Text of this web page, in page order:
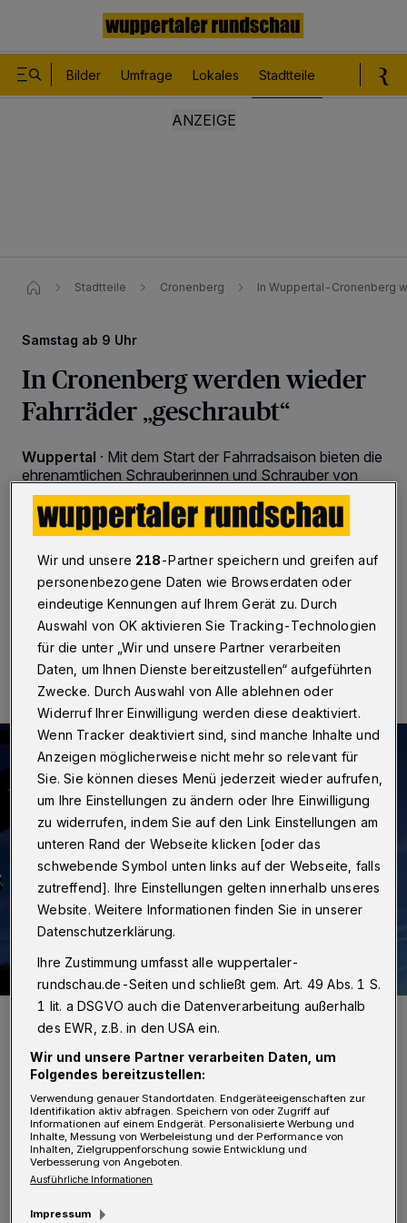
Bilder Umfrage Lokales Stadtteile
Stadtteile Cronenberg In Wuppertal-Cronenberg
Samstag ab 9 Uhr
In Cronenberg werden wieder
Fahrräder „geschraubt“
Wuppertal · Mit dem Start der Fahrradsaison bieten die
ehrenamtlichen Schrauberinnen und Schrauber von
„Cronenberg will mehr!“ ihre bewährte Hilfe zur
Selbsthilfe an. Am Samstag (16. März 2024) steht das
Team von 9 bis 12:30 Uhr vor dem Zentrum Emmaus
Tipps.
13.03.2024 , 10:30 Uhr 2 Minuten Lesezeit
Wenn die Saison beginnt, sollte das Rad in Schuss sein.
Foto: Achim Otto
W erkzeug, Schmiermittel, Lappen, ein
paar Ersatzteile und solides
Basiswissen sind vor Ort vorhanden und
Wir und unsere 218-Partner speichern und greifen auf
personenbezogene Daten wie Browserdaten oder
eindeutige Kennungen auf Ihrem Gerät zu. Durch
Auswahl von OK aktivieren Sie Tracking-Technologien
für die unter „Wir und unsere Partner verarbeiten
Daten, um Ihnen Dienste bereitzustellen“ aufgeführten
Zwecke. Durch Auswahl von Alle ablehnen oder
Widerruf Ihrer Einwilligung werden diese deaktiviert.
Wenn Tracker deaktiviert sind, sind manche Inhalte und
Anzeigen möglicherweise nicht mehr so relevant für
Sie. Sie können dieses Menü jederzeit wieder aufrufen,
um Ihre Einstellungen zu ändern oder Ihre Einwilligung
zu widerrufen, indem Sie auf den Link Einstellungen am
unteren Rand der Webseite klicken [oder das
schwebende Symbol unten links auf der Webseite, falls
zutreffend]. Ihre Einstellungen gelten innerhalb unseres
Website. Weitere Informationen finden Sie in unserer
Datenschutzerklärung.
Ihre Zustimmung umfasst alle wuppertaler-
rundschau.de-Seiten und schließt gem. Art. 49 Abs. 1 S.
1 lit. a DSGVO auch die Datenverarbeitung außerhalb
des EWR, z.B. in den USA ein.
Wir und unsere Partner verarbeiten Daten, um
Folgendes bereitzustellen:
Verwendung genauer Standortdaten. Endgeräteeigenschaften zur
Identifikation aktiv abfragen. Speichern von oder Zugriff auf
Informationen auf einem Endgerät. Personalisierte Werbung und
Inhalte, Messung von Werbeleistung und der Performance von
Inhalten, Zielgruppenforschung sowie Entwicklung und
Verbesserung von Angeboten.
Ausführliche Informationen
Impressum